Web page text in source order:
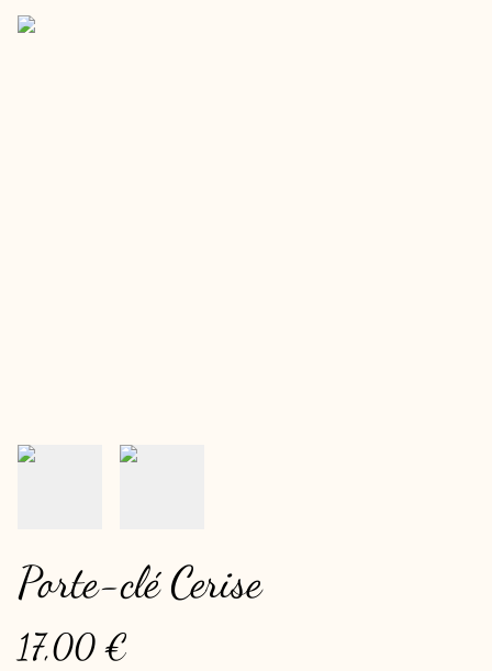
Porte-clé Cerise
17,00 €